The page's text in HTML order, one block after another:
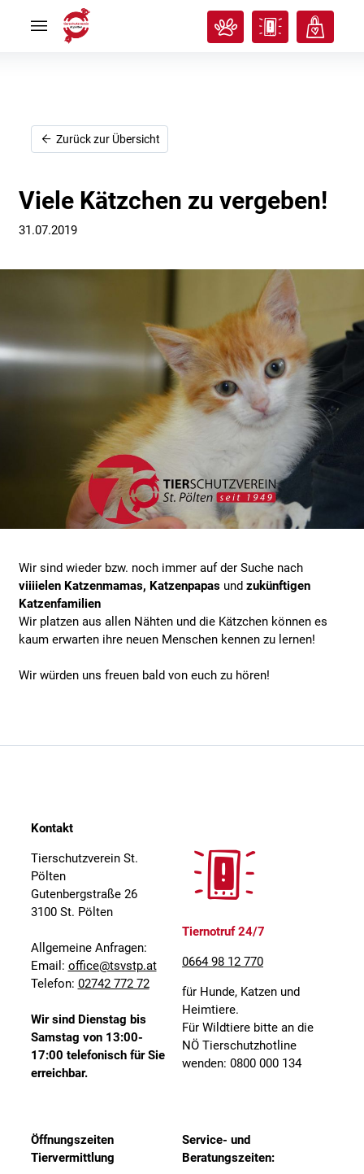
uns
Ich
will
uns
Ich
will
Zurück zur Übersicht
Viele Kätzchen zu vergeben!
31.07.2019
Wir sind wieder bzw. noch immer auf der Suche nach
viiiielen Katzenmamas, Katzenpapasund zukünftigen
Katzenfamilien
Wir platzen aus allen Nähten und die Kätzchen können es
kaum erwarten ihre neuen Menschen kennen zu lernen!
Wir würden uns freuen bald von euch zu hören!
Kontakt
Tierschutzverein St.
Pölten
Gutenbergstraße 26
3100 St. Pölten
Allgemeine Anfragen:
Email: office@tsvstp.at
Telefon: 02742 772 72
Wir sind Dienstag bis
Samstag von 13:00-
17:00 telefonisch für Sie
erreichbar.
Tiernotruf 24/7
0664 98 12 770
für Hunde, Katzen und
Heimtiere.
Für Wildtiere bitte an die
NÖ Tierschutzhotline
wenden: 0800 000 134
Öffnungszeiten
Tiervermittlung
Service- und
Beratungszeiten: